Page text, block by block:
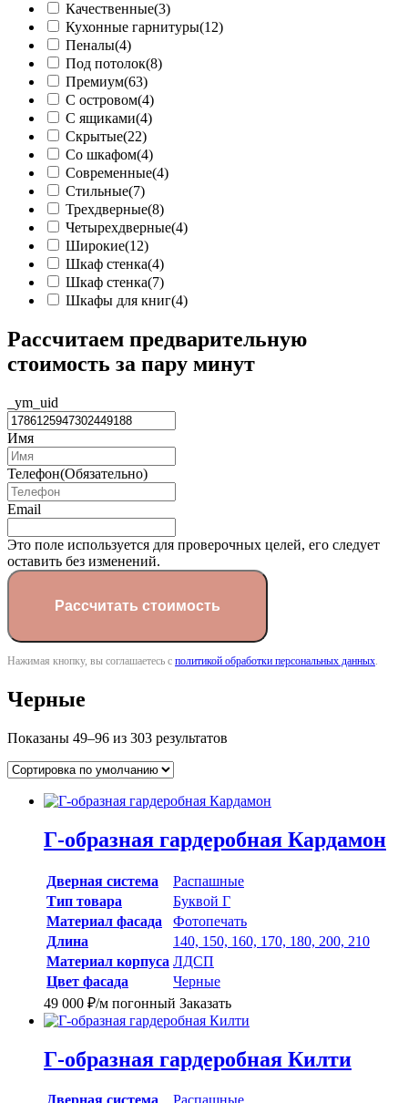
Качественные(3)
Кухонные гарнитуры(12)
Пеналы(4)
Под потолок(8)
Премиум(63)
С островом(4)
С ящиками(4)
Скрытые(22)
Со шкафом(4)
Современные(4)
Стильные(7)
Трехдверные(8)
Четырехдверные(4)
Широкие(12)
Шкаф cтенка(4)
Шкаф стенка(7)
Шкафы для книг(4)
Рассчитаем предварительную
стоимость за пару минут
_ym_uid
Имя
Телефон(Обязательно)
Email
Это поле используется для проверочных целей, его следует
оставить без изменений.
Нажимая кнопку, вы соглашаетесь с политикой обработки персональных данных.
Черные
Показаны 49–96 из 303 результатов
Г-образная гардеробная Кардамон
Дверная система
Распашные
Тип товара
Буквой Г
Материал фасада
Фотопечать
Длина
140, 150, 160, 170, 180, 200, 210
Материал корпуса ЛДСП
Цвет фасада
Черные
49 000 ₽/м погонный Заказать
Г-образная гардеробная Килти